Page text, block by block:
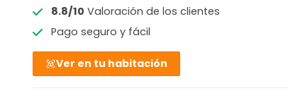
8.8/10 Valoración de los clientes
Pago seguro y fácil
Ver en tu habitación